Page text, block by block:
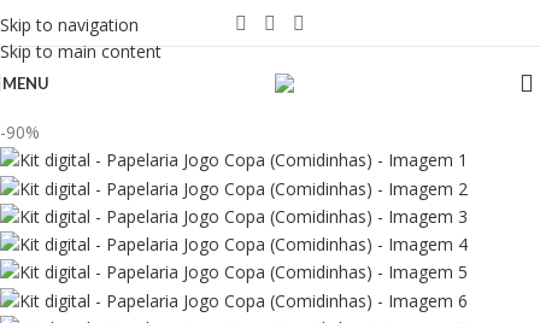
Skip to navigation
Skip to main content
MENU
-90%